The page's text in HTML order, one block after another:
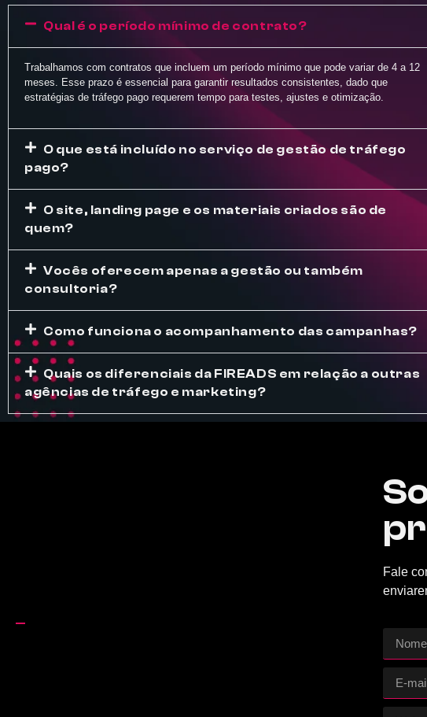
Qual é o período mínimo de contrato?
Trabalhamos com contratos que incluem um período mínimo que pode variar de 4 a 12
meses. Esse prazo é essencial para garantir resultados consistentes, dado que
estratégias de tráfego pago requerem tempo para testes, ajustes e otimização.
O que está incluído no serviço de gestão de tráfego
pago?
O site, landing page e os materiais criados são de
quem?
Vocês oferecem apenas a gestão ou também
consultoria?
Como funciona o acompanhamento das campanhas?
Quais os diferenciais da FIREADS em relação a outras
agências de tráfego e marketing?
Fale